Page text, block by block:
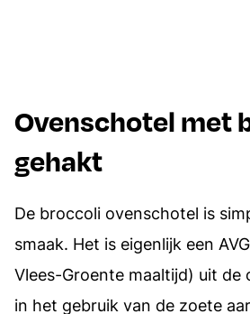
Ovenschotel met
gehakt
De broccoli ovenschotel is
smaak. Het is eigenlijk een
Vlees-Groente maaltijd) uit de
in het gebruik van de zoete